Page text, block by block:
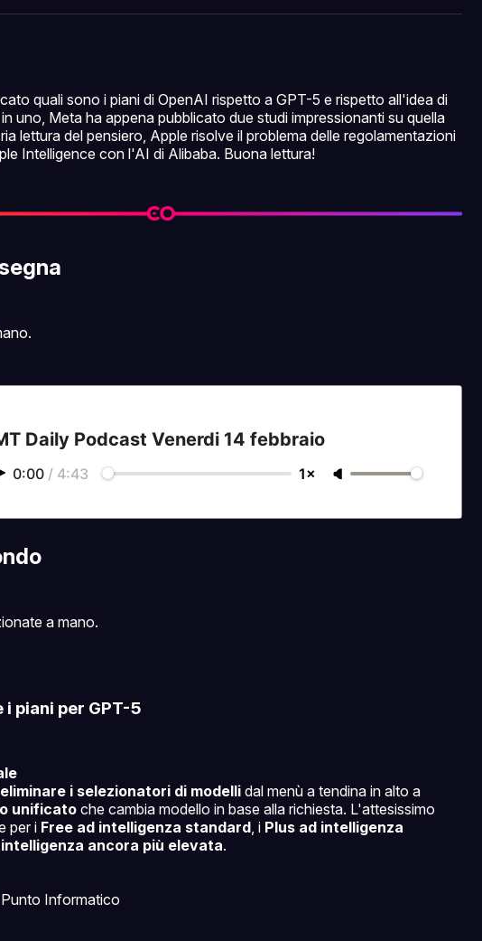
Facebook
Pinterest
LinkedInWhatsApp
email
quali sono i piani di OpenAI rispetto a GPT-5 e rispetto all'idea di
uno, Meta ha appena pubblicato due studi impressionanti su quella
lettura del pensiero, Apple risolve il problema delle regolamentazioni
Intelligence con l'AI di Alibaba. Buona lettura!
Daily Podcast Venerdi 14 febbraio
0:00 / 4:43 1×
a mano.
piani per GPT-5
eliminare i selezionatori di modelli dal menù a tendina in alto a
unificato che cambia modello in base alla richiesta. L'attesissimo
per i Free ad intelligenza standard , i Plus ad intelligenza
ancora più elevata.
Informatico